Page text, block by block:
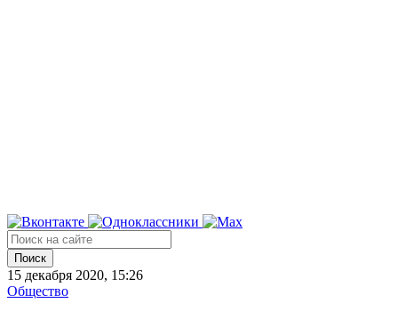
Поиск
15 декабря 2020, 15:26
Общество